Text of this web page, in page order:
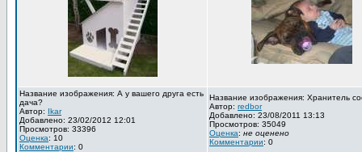
Название изображения: А у вашего друга есть
дача?
Автор: Ikar
Добавлено: 23/02/2012 12:01
Просмотров: 33396
Оценка: 10
Комментарии: 0
Название изображения: Хранитель
Автор: redbor
Добавлено: 23/08/2011 13:13
Просмотров: 35049
Оценка: не оценено
Комментарии: 0